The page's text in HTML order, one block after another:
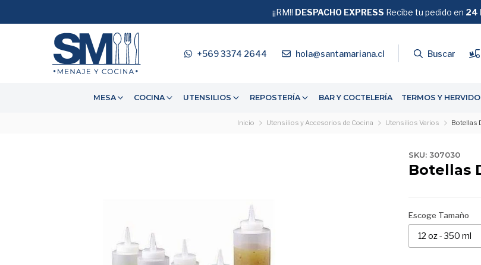
+569 3374 2644 hola@santamariana.cl Buscar
MESA COCINA UTENSILIOS REPOSTERÍA BAR Y COCTELERÍA TERMOS Y
GRATIS SOBRE
¡¡RM!! DESPACHO EXPRESS Recíbe tu pedido en 24
Inicio Utensilios y Accesorios de Cocina Utensilios Varios Botellas
SKU: 307030
Botellas
Escoge Tamaño